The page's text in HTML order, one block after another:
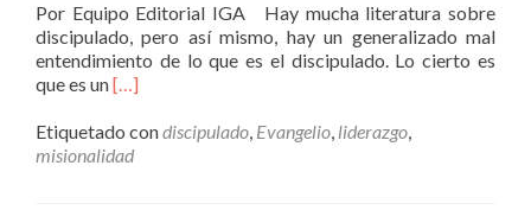
Por Equipo Editorial IGA Hay mucha literatura sobre
discipulado, pero así mismo, hay un generalizado mal
entendimiento de lo que es el discipulado. Lo cierto es
que es unLeer
ES
EL
[…]
Etiquetado condiscipulado, Evangelio, liderazgo,
misionalidad